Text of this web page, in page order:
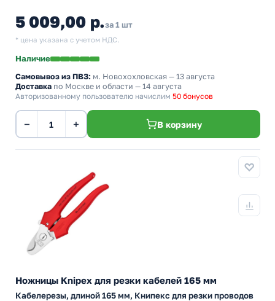
5 009,00 р.за 1 шт
* цена указана с учетом НДС.
Наличие
Самовывоз из ПВЗ: м. Новохохловская — 13 августа
Доставка по Москве и области — 14 августа
Авторизованному пользователю начислим 50 бонусов
− + В корзину
Ножницы Knipex для резки кабелей 165 мм
Кабелерезы, длиной 165 мм, Книпекс для резки проводов